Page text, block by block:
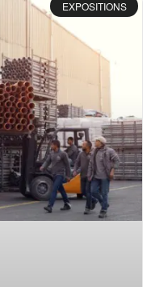
EXPOSITIONS